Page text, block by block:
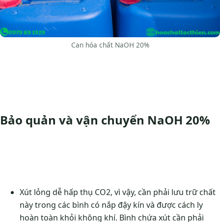
Can hóa chất NaOH 20%
Bảo quản và vận chuyển NaOH 20%
Xút lỏng dễ hấp thụ CO2, vì vậy, cần phải lưu trữ chất
này trong các bình có nắp đậy kín và được cách ly
hoàn toàn khỏi không khí. Bình chứa xút cần phải